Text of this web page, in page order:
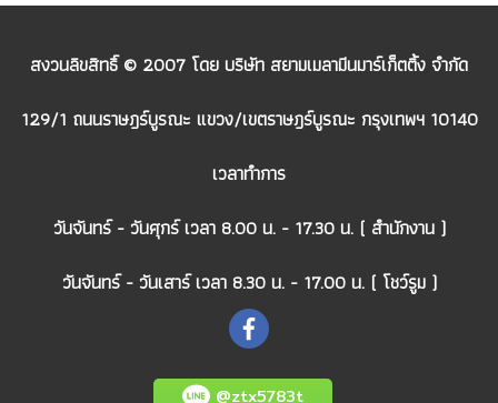
สงวนลิขสิทธิ์ © 2007 โดย บริษัท สยามเมลามีนมาร์เก็ตติ้ง จำกัด
129/1 ถนนราษฎร์บูรณะ แขวง/เขตราษฎร์บูรณะ กรุงเทพฯ 10140
เวลาทำการ
วันจันทร์ - วันศุกร์ เวลา 8.00 น. - 17.30 น. ( สำนักงาน )
วันจันทร์ - วันเสาร์ เวลา 8.30 น. - 17.00 น. ( โชว์รูม )
@ztx5783t